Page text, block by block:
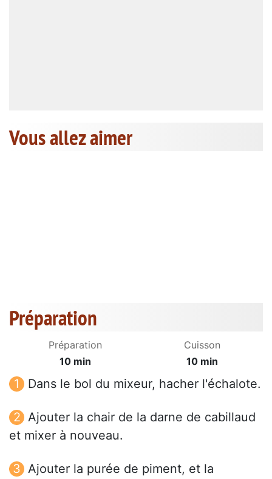
Vous allez aimer
Préparation
Préparation
10 min
Cuisson
10 min
Dans le bol du mixeur, hacher l'échalote.
Ajouter la chair de la darne de cabillaud
et mixer à nouveau.
Ajouter la purée de piment, et la